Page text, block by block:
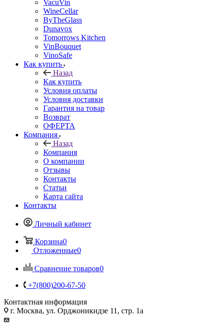
VacuVin
WineCellar
ByTheGlass
Dunavox
Tomorrows Kitchen
VinBouquet
VinoSafe
Как купить
Назад
Как купить
Условия оплаты
Условия доставки
Гарантия на товар
Возврат
ОФЕРТА
Компания
Назад
Компания
О компании
Отзывы
Контакты
Статьи
Карта сайта
Контакты
Личный кабинет
Корзина0
Отложенные0
Сравнение товаров0
+7(800)200-67-50
Контактная информация
г. Москва, ул. Орджоникидзе 11, стр. 1а